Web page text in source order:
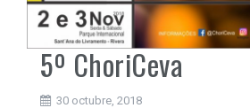
5º ChoriCeva
30 octubre, 2018